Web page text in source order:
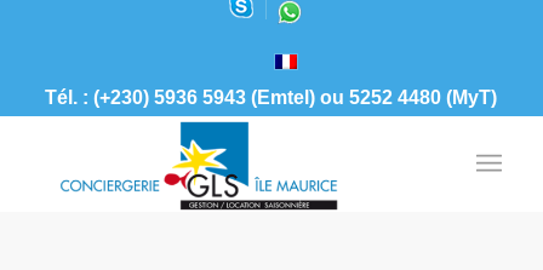
Tél. : (+230) 5936 5943 (Emtel) ou 5252 4480 (MyT)